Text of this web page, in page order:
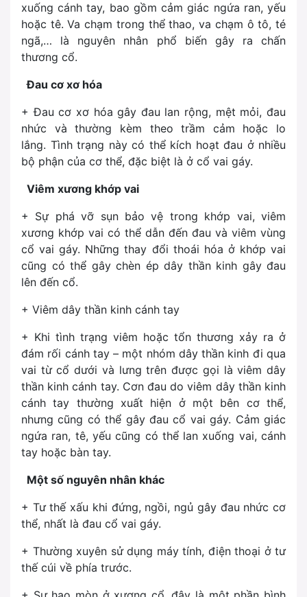
xuống cánh tay, bao gồm cảm giác ngứa ran, yếu
hoặc tê. Va chạm trong thể thao, va chạm ô tô, té
ngã,… là nguyên nhân phổ biến gây ra chấn
thương cổ.
Đau cơ xơ hóa
+ Đau cơ xơ hóa gây đau lan rộng, mệt mỏi, đau
nhức và thường kèm theo trầm cảm hoặc lo
lắng. Tình trạng này có thể kích hoạt đau ở nhiều
bộ phận của cơ thể, đặc biệt là ở cổ vai gáy.
Viêm xương khớp vai
+ Sự phá vỡ sụn bảo vệ trong khớp vai, viêm
xương khớp vai có thể dẫn đến đau và viêm vùng
cổ vai gáy. Những thay đổi thoái hóa ở khớp vai
cũng có thể gây chèn ép dây thần kinh gây đau
lên đến cổ.
+ Viêm dây thần kinh cánh tay
+ Khi tình trạng viêm hoặc tổn thương xảy ra ở
đám rối cánh tay – một nhóm dây thần kinh đi qua
vai từ cổ dưới và lưng trên được gọi là viêm dây
thần kinh cánh tay. Cơn đau do viêm dây thần kinh
cánh tay thường xuất hiện ở một bên cơ thể,
nhưng cũng có thể gây đau cổ vai gáy. Cảm giác
ngứa ran, tê, yếu cũng có thể lan xuống vai, cánh
tay hoặc bàn tay.
Một số nguyên nhân khác
+ Tư thế xấu khi đứng, ngồi, ngủ gây đau nhức cơ
thể, nhất là đau cổ vai gáy.
+ Thường xuyên sử dụng máy tính, điện thoại ở tư
thế cúi về phía trước.